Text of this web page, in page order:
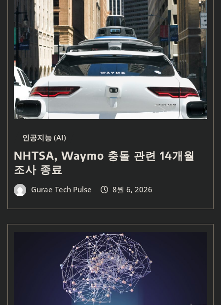
인공지능 (AI)
NHTSA, Waymo 충돌 관련 14개월
조사 종료
Gurae Tech Pulse 8월 6, 2026